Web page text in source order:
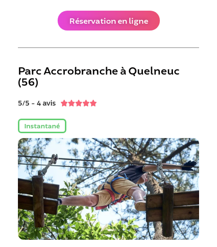
Réservation en ligne
Parc Accrobranche à Quelneuc
(56)
5/5 - 4 avis 
Instantané